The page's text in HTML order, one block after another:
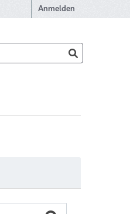
Anmelden